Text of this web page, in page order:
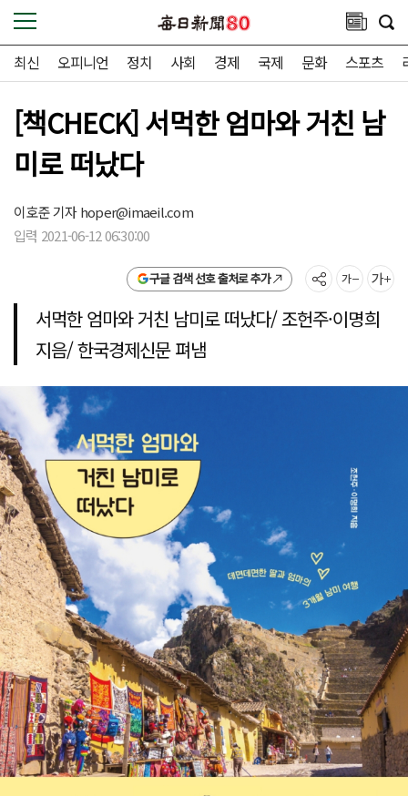
최신 오피니언 정치 사회 경제 국제 문화 스포츠
[책CHECK] 서먹한 엄마와 거친 남
미로 떠났다
이호준 기자hoper@imaeil.com
입력 2021-06-12 06:30:00
구글 검색 선호 출처로 추가
서먹한 엄마와 거친 남미로 떠났다/ 조헌주·이명희
지음/ 한국경제신문 펴냄